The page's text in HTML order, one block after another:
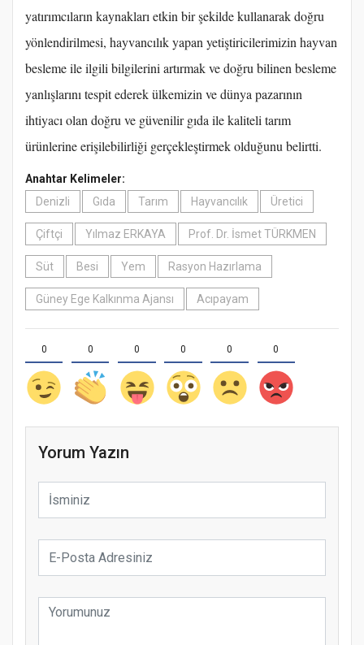
yatırımcıların kaynakları etkin bir şekilde kullanarak doğru
yönlendirilmesi, hayvancılık yapan yetiştiricilerimizin hayvan
besleme ile ilgili bilgilerini artırmak ve doğru bilinen besleme
yanlışlarını tespit ederek ülkemizin ve dünya pazarının
ihtiyacı olan doğru ve güvenilir gıda ile kaliteli tarım
ürünlerine erişilebilirliği gerçekleştirmek olduğunu belirtti.
Anahtar Kelimeler:
Denizli
Gıda Tarım Hayvancılık Üretici
Çiftçi Yılmaz ERKAYA Prof. Dr. İsmet TÜRKMEN
Süt Besi Yem Rasyon Hazırlama
Güney Ege Kalkınma Ajansı Acıpayam
0 0 0 0 0 0
Yorum Yazın